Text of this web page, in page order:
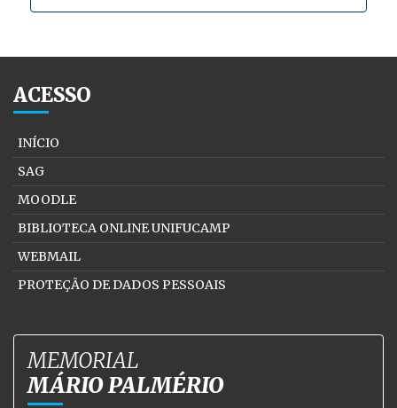
ACESSO
INÍCIO
SAG
MOODLE
BIBLIOTECA ONLINE UNIFUCAMP
WEBMAIL
PROTEÇÃO DE DADOS PESSOAIS
MEMORIAL
MÁRIO PALMÉRIO